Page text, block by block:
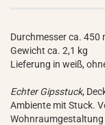
Durchmesser ca. 450
Gewicht ca. 2,1 kg
Lieferung in weiß,
Echter Gipsstuck,
Ambiente mit Stuck.
Wohnraumgestaltung